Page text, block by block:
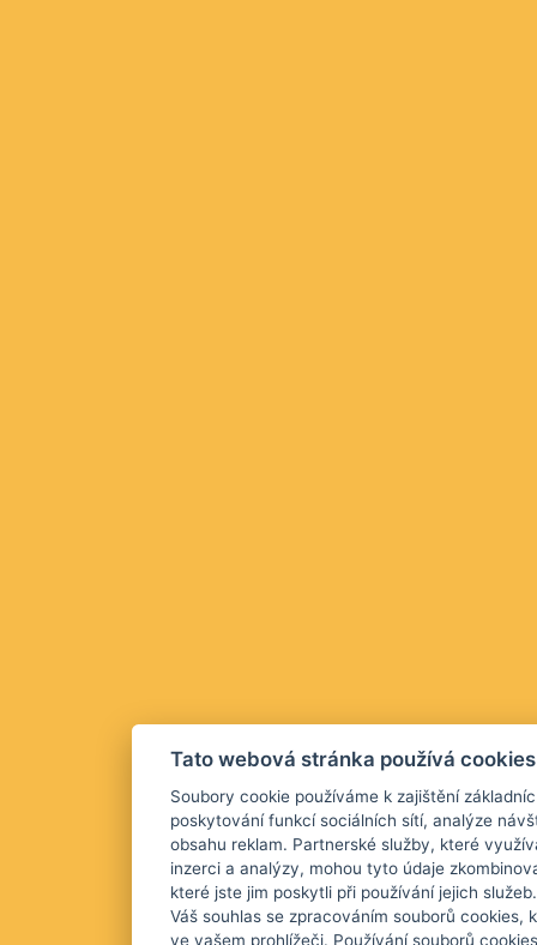
Tato webová stránka používá cookies
Soubory cookie používáme k zajištění
poskytování funkcí sociálních sítí, analýze
obsahu reklam. Partnerské služby, které
inzerci a analýzy, mohou tyto údaje
které jste jim poskytli při používání jejich
Váš souhlas se zpracováním souborů cookies,
ve vašem prohlížeči. Používání souborů